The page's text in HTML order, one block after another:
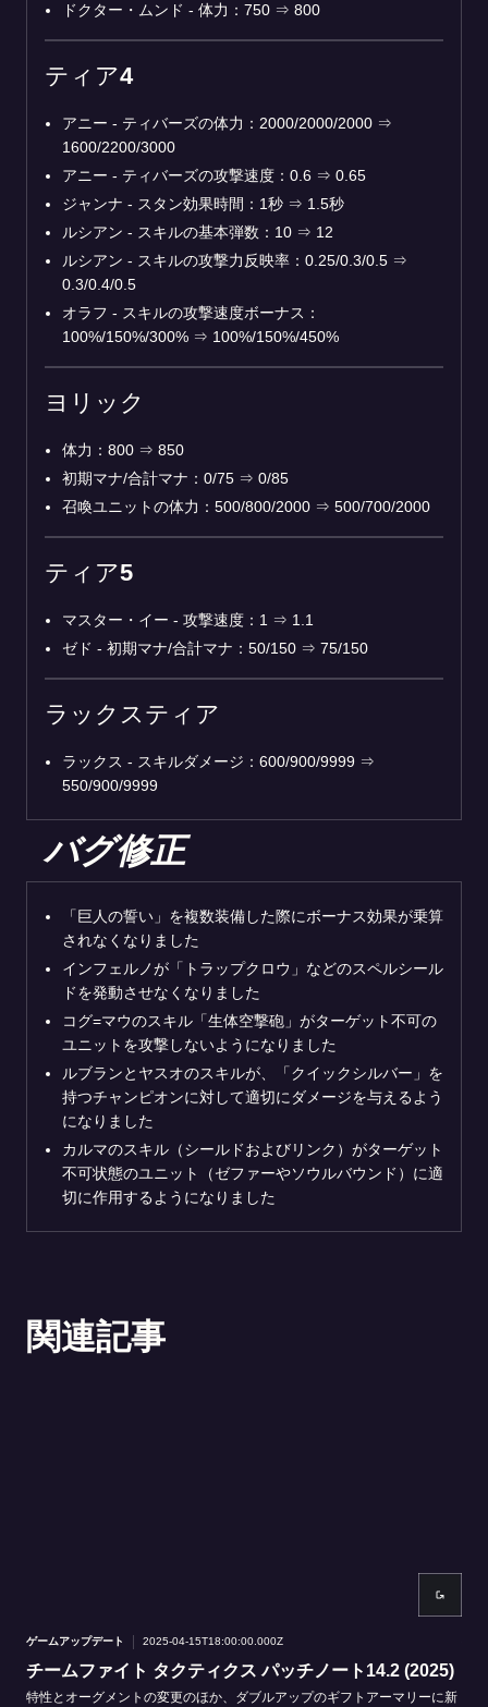
ドクター・ムンド - 体力：750 ⇒ 800
ティア4
アニー - ティバーズの体力：2000/2000/2000 ⇒
1600/2200/3000
アニー - ティバーズの攻撃速度：0.6 ⇒ 0.65
ジャンナ - スタン効果時間：1秒 ⇒ 1.5秒
ルシアン - スキルの基本弾数：10 ⇒ 12
ルシアン - スキルの攻撃力反映率：0.25/0.3/0.5 ⇒
0.3/0.4/0.5
オラフ - スキルの攻撃速度ボーナス：
100%/150%/300% ⇒ 100%/150%/450%
ヨリック
体力：800 ⇒ 850
初期マナ/合計マナ：0/75 ⇒ 0/85
召喚ユニットの体力：500/800/2000 ⇒ 500/700/2000
ティア5
マスター・イー - 攻撃速度：1 ⇒ 1.1
ゼド - 初期マナ/合計マナ：50/150 ⇒ 75/150
ラックスティア
ラックス - スキルダメージ：600/900/9999 ⇒
550/900/9999
バグ修正
「巨人の誓い」を複数装備した際にボーナス効果が乗算
されなくなりました
インフェルノが「トラップクロウ」などのスペルシール
ドを発動させなくなりました
コグ=マウのスキル「生体空撃砲」がターゲット不可の
ユニットを攻撃しないようになりました
ルブランとヤスオのスキルが、「クイックシルバー」を
持つチャンピオンに対して適切にダメージを与えるよう
になりました
カルマのスキル（シールドおよびリンク）がターゲット
不可状態のユニット（ゼファーやソウルバウンド）に適
切に作用するようになりました
関連記事
ゲームアップデート 2025-04-15T18:00:00.000Z
チームファイト タクティクス パッチノート14.2 (2025)
特性とオーグメントの変更のほか、ダブルアップのギフトアーマリーに新